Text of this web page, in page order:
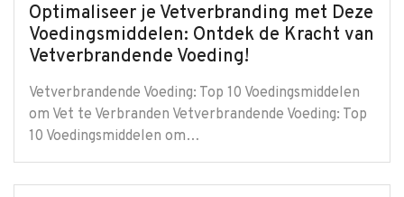
Optimaliseer je Vetverbranding met Deze
Voedingsmiddelen: Ontdek de Kracht van
Vetverbrandende Voeding!
Vetverbrandende Voeding: Top 10 Voedingsmiddelen
om Vet te Verbranden Vetverbrandende Voeding: Top
10 Voedingsmiddelen om…